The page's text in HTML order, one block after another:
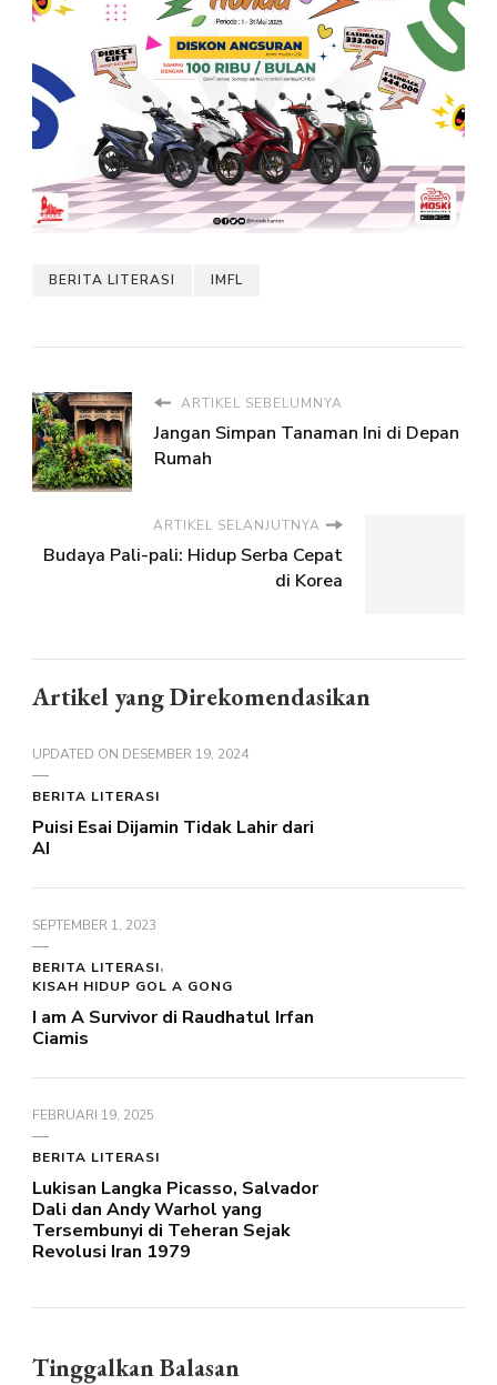
BERITA LITERASI IMFL
ARTIKEL SEBELUMNYA
Jangan Simpan Tanaman Ini di Depan
Rumah
ARTIKEL SELANJUTNYA
Budaya Pali-pali: Hidup Serba Cepat
di Korea
Artikel yang Direkomendasikan
UPDATED ON DESEMBER 19, 2024
BERITA LITERASI
Puisi Esai Dijamin Tidak Lahir dari
AI
SEPTEMBER 1, 2023
BERITA LITERASI
KISAH HIDUP GOL A GONG
I am A Survivor di Raudhatul Irfan
Ciamis
FEBRUARI 19, 2025
BERITA LITERASI
Lukisan Langka Picasso, Salvador
Dali dan Andy Warhol yang
Tersembunyi di Teheran Sejak
Revolusi Iran 1979
Tinggalkan Balasan